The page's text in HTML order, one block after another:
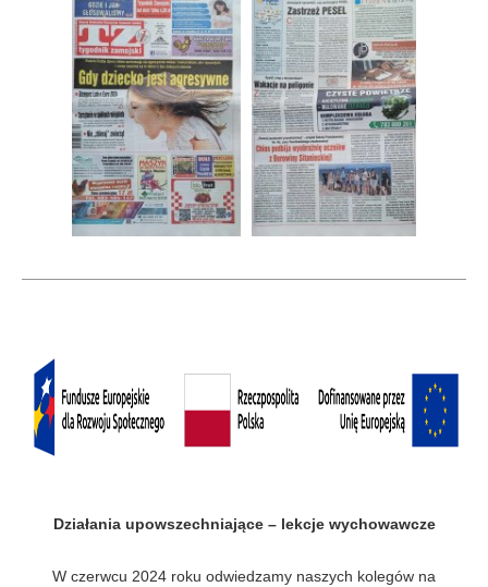
Działania upowszechniające – lekcje wychowawcze
W czerwcu 2024 roku odwiedzamy naszych kolegów na